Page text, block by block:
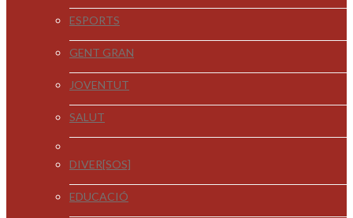
ESPORTS
GENT GRAN
JOVENTUT
SALUT
DIVER[SOS]
EDUCACIÓ